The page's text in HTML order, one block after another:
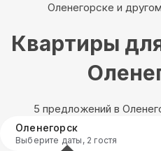
Оленегорске и
Квартиры
5 предложений в
Оленегорск
Выберите даты, 2 гостя